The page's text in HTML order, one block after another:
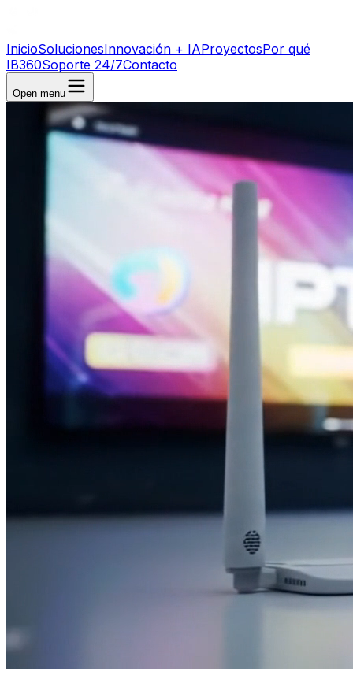
InicioSolucionesInnovación + IAProyectosPor qué
IB360Soporte 24/7Contacto
Open menu